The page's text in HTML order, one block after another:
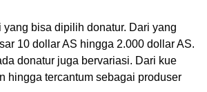
bisa dipilih donatur. Dari yang
10 dollar AS hingga 2.000 dollar AS.
donatur juga bervariasi. Dari kue
hingga tercantum sebagai produser